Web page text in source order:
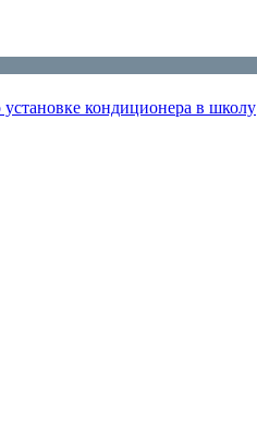
кондиционера в школу